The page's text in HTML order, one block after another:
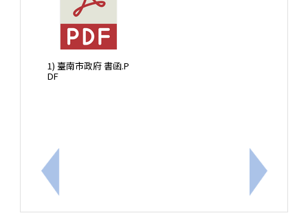
上一筆：函轉教育部有關專任合格教師曾於非營利
1) 臺南市政府 書函.P
DF
下一筆：